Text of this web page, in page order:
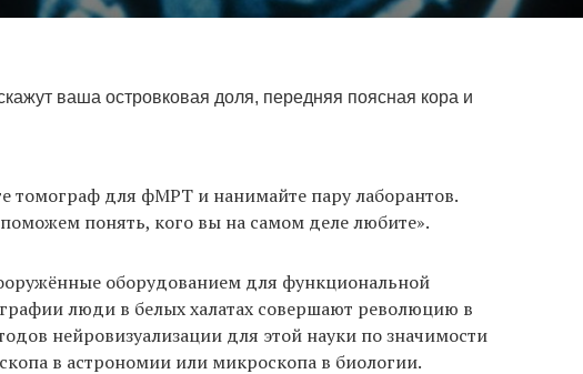
ваша островковая доля, передняя поясная кора и
томограф для фМРТ и нанимайте пару лаборантов.
понять, кого вы на самом деле любите».
оборудованием для функциональной
люди в белых халатах совершают революцию в
нейровизуализации для этой науки по значимости
в астрономии или микроскопа в биологии.